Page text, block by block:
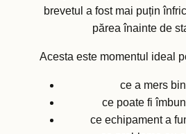
brevetul a fost mai puțin
părea înainte de
Acesta este momentul ideal
ce a mers
ce poate fi
ce echipament a